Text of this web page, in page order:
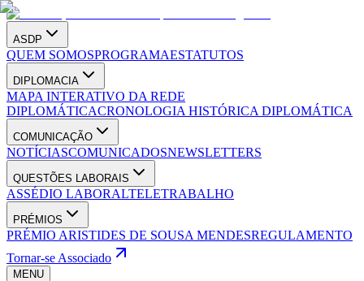
ASDP
QUEM SOMOSPROGRAMAESTATUTOS
DIPLOMACIA
MAPA INTERATIVO DA REDE
DIPLOMÁTICACRONOLOGIA HISTÓRICA DIPLOMÁTICA
COMUNICAÇÃO
NOTÍCIASCOMUNICADOSNEWSLETTERS
QUESTÕES LABORAIS
ASSÉDIO LABORALTELETRABALHO
PRÉMIOS
PRÉMIO ARISTIDES DE SOUSA MENDESREGULAMENTO
Tornar-se Associado
MENU